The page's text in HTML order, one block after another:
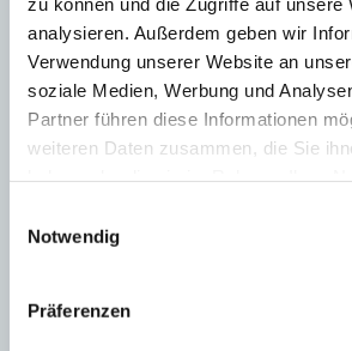
analysieren. Außerdem geben wir
Verwendung unserer Website an
soziale Medien, Werbung und
Partner führen diese Informationen
weiteren Daten zusammen, die Sie
Notwendig
Präferenzen
Katalog výrobků Austrotherm